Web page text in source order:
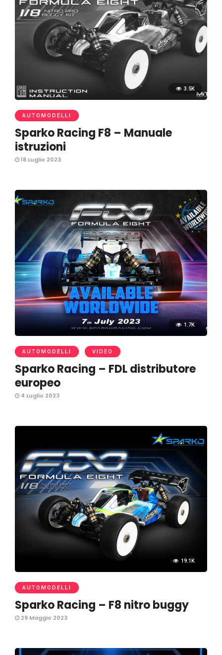
3.5K
AUTOMODELLI
Sparko Racing F8 – Manuale
istruzioni
18 Luglio 2023
1.7K
AUTOMODELLI VIDEO
Sparko Racing – FDL distributore
europeo
4 Luglio 2023
19.1K
AUTOMODELLI
Sparko Racing – F8 nitro buggy
29 Maggio 2023